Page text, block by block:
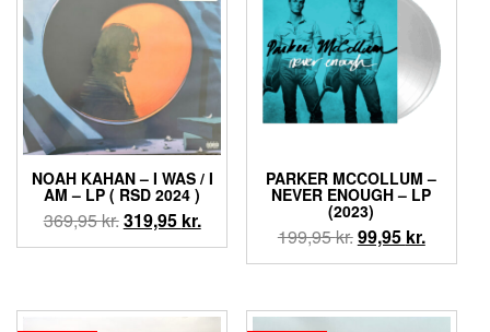
NOAH KAHAN – I WAS / I
AM – LP ( RSD 2024 )
369,95kr.Den
oprindelige
369,95 kr..
319,95 kr.Den
aktuelle
319,95 kr..
PARKER MCCOLLUM –
NEVER ENOUGH – LP
(2023)
199,95kr.Den
oprindelige
var:
99,95 kr.Den
aktuelle
er: